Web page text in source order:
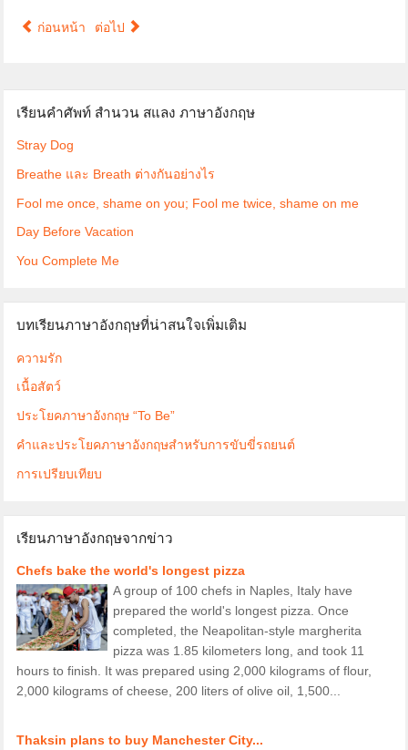
ก่อนหน้า ต่อไป
เรียนคำศัพท์ สำนวน สแลง ภาษาอังกฤษ
Stray Dog
Breathe และ Breath ต่างกันอย่างไร
Fool me once, shame on you; Fool me twice, shame on me
Day Before Vacation
You Complete Me
บทเรียนภาษาอังกฤษที่น่าสนใจเพิ่มเติม
ความรัก
เนื้อสัตว์
ประโยคภาษาอังกฤษ “To Be”
คำและประโยคภาษาอังกฤษสำหรับการขับขี่รถยนต์
การเปรียบเทียบ
เรียนภาษาอังกฤษจากข่าว
Chefs bake the world's longest pizza
A group of 100 chefs in Naples, Italy have
prepared the world's longest pizza. Once
completed, the Neapolitan-style margherita
pizza was 1.85 kilometers long, and took 11
hours to finish. It was prepared using 2,000 kilograms of flour,
2,000 kilograms of cheese, 200 liters of olive oil, 1,500...
Thaksin plans to buy Manchester City...